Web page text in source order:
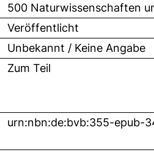
500 Naturwissenschaften
Veröffentlicht
Unbekannt / Keine Angabe
Zum Teil
urn:nbn:de:bvb:355-epub-